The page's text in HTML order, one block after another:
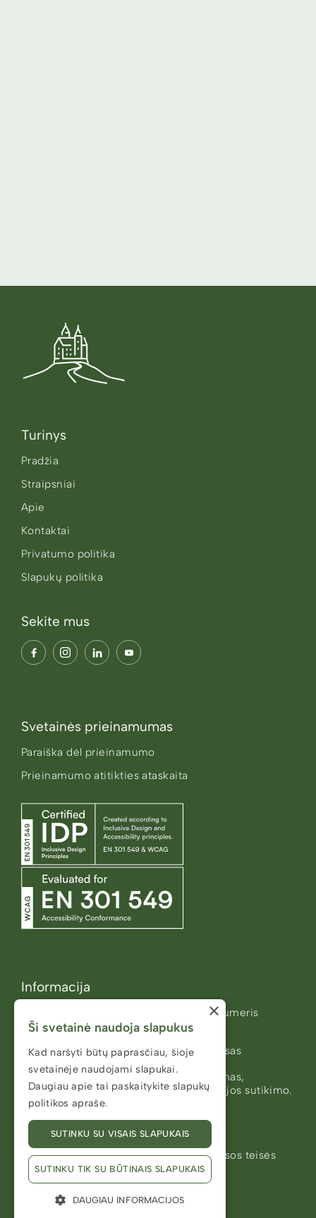
Svetainės prieinamumas
Paraiška dėl prieinamumo
Prieinamumo atitikties ataskaita
Turinys
Pradžia
Straipsniai
Apie
Kontaktai
Privatumo politika
Slapukų politika
Sekite mus
Informacija
Meno kūrėjo statusas (identifikacinis numeris
78000251)
Visuomenės informavimo etikos kodeksas
Svetainės turinys negali būti kopijuojamas,
platinamas ar publikuojamas be redakcijos sutikimo.
Svetainės kūrėjasJUNE / KARLOVE
2026 ©️ Viešoji įstaiga "Gargždapilis". Visos teisės
saugomos
×
Ši svetainė naudoja slapukus
Kad naršyti būtų paprasčiau, šioje
svetainėje naudojami slapukai.
Daugiau apie tai paskaitykiteslapukų
politikos apraše.
SUTINKU SU VISAIS SLAPUKAIS
SUTINKU TIK SU BŪTINAIS SLAPUKAIS
DAUGIAU INFORMACIJOS